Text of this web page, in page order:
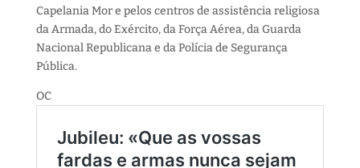
Capelania Mor e pelos centros de assistência religiosa
da Armada, do Exército, da Força Aérea, da Guarda
Nacional Republicana e da Polícia de Segurança
Pública.
OC